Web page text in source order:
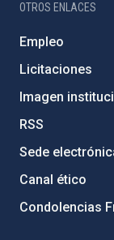
OTROS ENLACES
Empleo
Licitaciones
Imagen
RSS
Sede
Canal ético
Condolencias